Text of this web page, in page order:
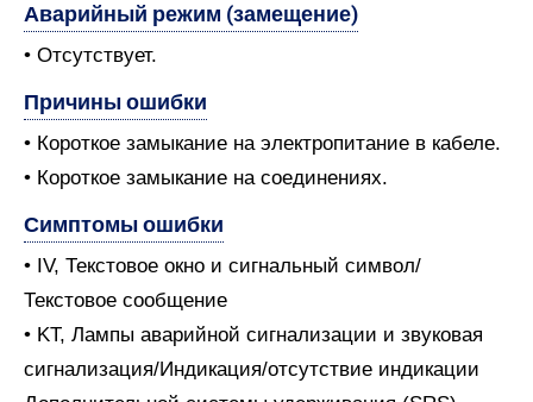
Аварийный режим (замещение)
• Отсутствует.
Причины ошибки
• Короткое замыкание на электропитание в кабеле.
• Короткое замыкание на соединениях.
Симптомы ошибки
• IV, Текстовое окно и сигнальный символ/
Текстовое сообщение
• KT, Лампы аварийной сигнализации и звуковая
сигнализация/Индикация/отсутствие индикации